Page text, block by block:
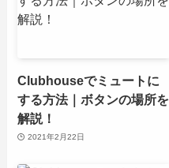
Clubhouseでミュートに
する方法｜ボタンの場所を
解説！
2021年2月22日